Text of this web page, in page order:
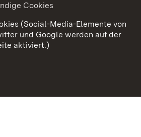
Impressum
Cookies
(Social-Media-Elemente von
und Google werden auf der
aktiviert.)